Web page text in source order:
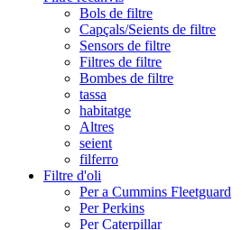
Bols de filtre
Capçals/Seients de filtre
Sensors de filtre
Filtres de filtre
Bombes de filtre
tassa
habitatge
Altres
seient
filferro
Filtre d'oli
Per a Cummins Fleetguard
Per Perkins
Per Caterpillar